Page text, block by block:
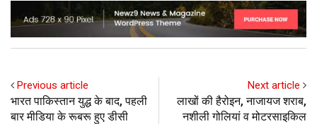
Previous article
भारत पाकिस्तान युद्ध के बाद, पहली
बार मीडिया के रूबरू हुए डीसी
Next article
लाखों की हैरोइन, नाजायज शराब,
नशीली गोलियां व मोटरसाइकिल